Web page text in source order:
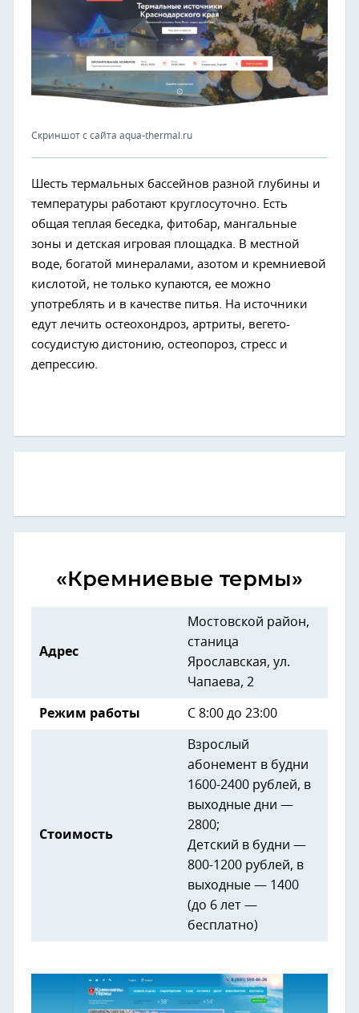
Скриншот с сайта aqua-thermal.ru
Шесть термальных бассейнов разной глубины и
температуры работают круглосуточно. Есть
общая теплая беседка, фитобар, мангальные
зоны и детская игровая площадка. В местной
воде, богатой минералами, азотом и кремниевой
кислотой, не только купаются, ее можно
употреблять и в качестве питья. На источники
едут лечить остеохондроз, артриты, вегето-
сосудистую дистонию, остеопороз, стресс и
депрессию.
«Кремниевые термы»
Адрес
Мостовской район,
станица
Ярославская, ул.
Чапаева, 2
Режим работы С 8:00 до 23:00
Стоимость
Взрослый
абонемент в будни
1600-2400 рублей, в
выходные дни —
2800;
Детский в будни —
800-1200 рублей, в
выходные — 1400
(до 6 лет —
бесплатно)